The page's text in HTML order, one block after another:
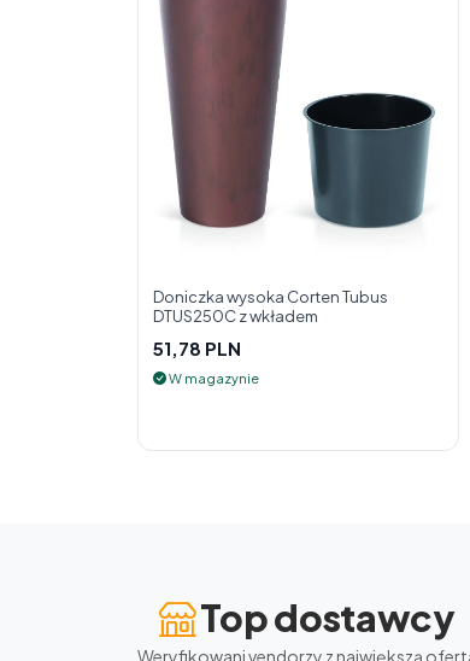
Doniczka wysoka Corten Tubus
DTUS250C z wkładem
51,78 PLN
W magazynie
Top dostawcy
Weryfikowani vendorzy z największą